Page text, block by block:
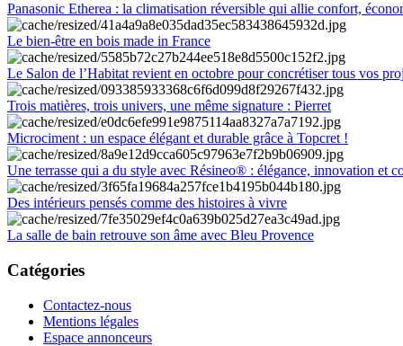
Panasonic Etherea : la climatisation réversible qui allie confort,
Le bien-être en bois made in France
Le Salon de l’Habitat revient en octobre pour concrétiser tous vos
Trois matières, trois univers, une même signature : Pierret
Microciment : un espace élégant et durable grâce à Topcret !
Une terrasse qui a du style avec Résineo® : élégance, innovation et
Des intérieurs pensés comme des histoires à vivre
La salle de bain retrouve son âme avec Bleu Provence
Catégories
Contactez-nous
Mentions légales
Espace annonceurs